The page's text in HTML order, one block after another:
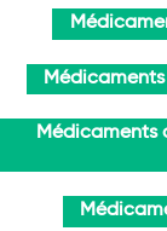
Médicaments